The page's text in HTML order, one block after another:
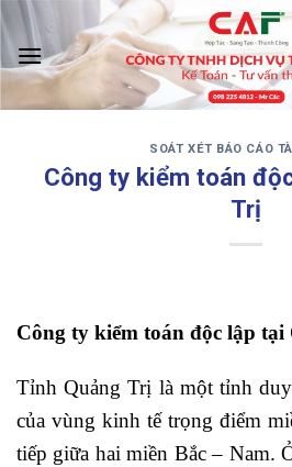
Skip
to
content
‹ ›
SOÁT XÉT BÁO CÁO
Công ty kiểm toán
Trị
Công ty kiểm toán độc lập tại
Tỉnh Quảng Trị là một tỉnh
của vùng kinh tế trọng điểm
tiếp giữa hai miền Bắc – Nam.